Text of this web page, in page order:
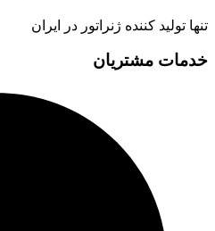
تنها تولید کننده ژنراتور در ایران
خدمات مشتریان